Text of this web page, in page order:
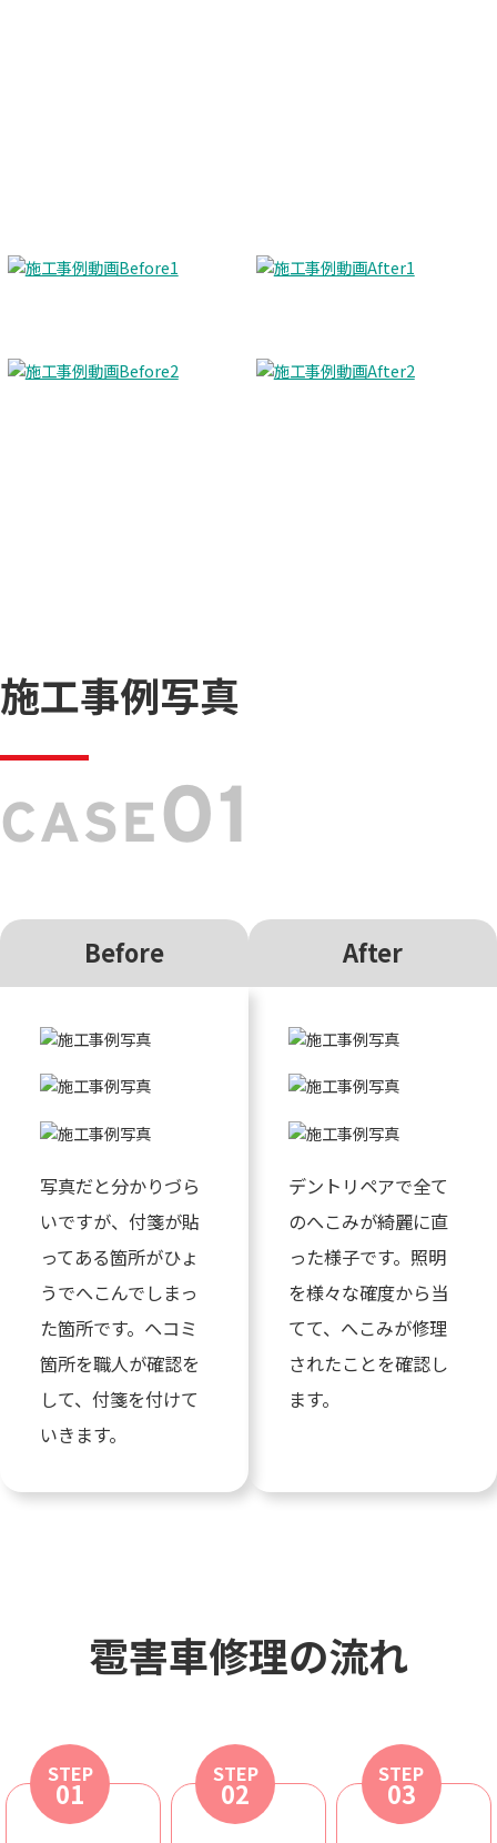
施工事例写真
CASE01
Before
写真だと分かりづら
いですが、付箋が貼
ってある箇所がひょ
うでへこんでしまっ
た箇所です。ヘコミ
箇所を職人が確認を
して、付箋を付けて
いきます。
After
デントリペアで全て
のへこみが綺麗に直
った様子です。照明
を様々な確度から当
てて、へこみが修理
されたことを確認し
ます。
雹害車修理の流れ
STEP
01
STEP
02
STEP
03